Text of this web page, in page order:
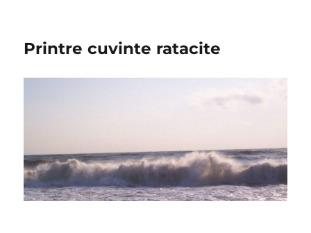
Printre cuvinte ratacite